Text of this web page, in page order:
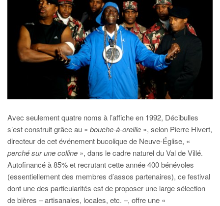
Avec seulement quatre noms à l’affiche en 1992, Décibulles
s’est construit grâce au « bouche-à-oreille », selon Pierre Hivert,
directeur de cet événement bucolique de Neuve-Église, «
perché sur une colline », dans le cadre naturel du Val de Villé.
Autofinancé à 85% et recrutant cette année 400 bénévoles
(essentiellement des membres d’assos partenaires), ce festival
dont une des particularités est de proposer une large sélection
de bières – artisanales, locales, etc. –, offre une «